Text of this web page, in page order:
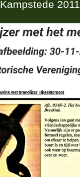
Kampstede 2011